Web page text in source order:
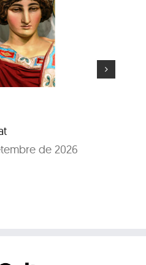
de 2026
més gran